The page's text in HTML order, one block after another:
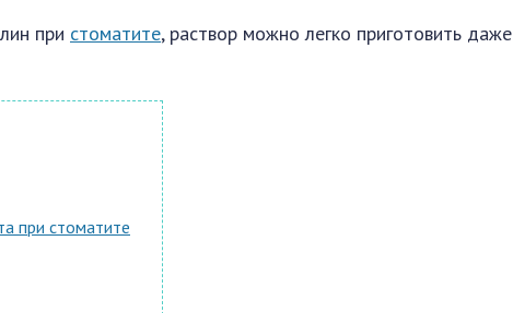
при стоматите, раствор можно легко приготовить даже
при стоматите